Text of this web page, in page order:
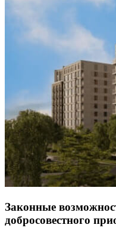
Законные
добросовестного